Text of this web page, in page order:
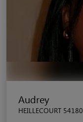
Audrey
HEILLECOURT 54180